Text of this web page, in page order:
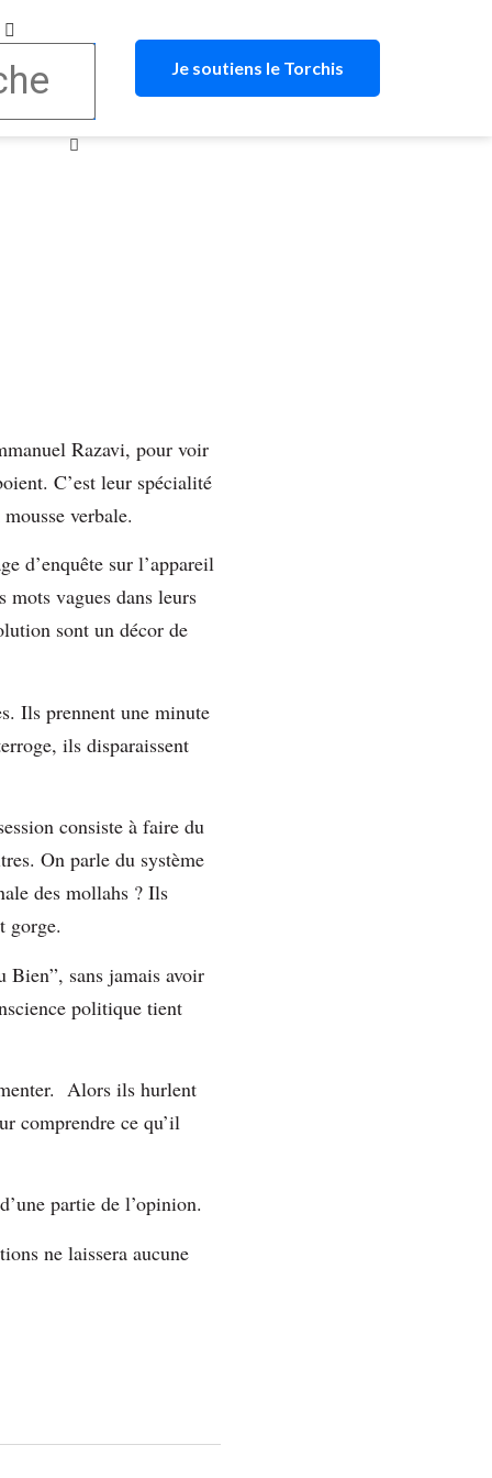
Je soutiens le Torchis
Razavi, pour voir
C’est leur spécialité
verbale.
d’enquête sur l’appareil
vagues dans leurs
sont un décor de
Ils prennent une minute
ils disparaissent
consiste à faire du
On parle du système
des mollahs ? Ils
gorge.
Bien”, sans jamais avoir
politique tient
Alors ils hurlent
comprendre ce qu’il
partie de l’opinion.
ne laissera aucune